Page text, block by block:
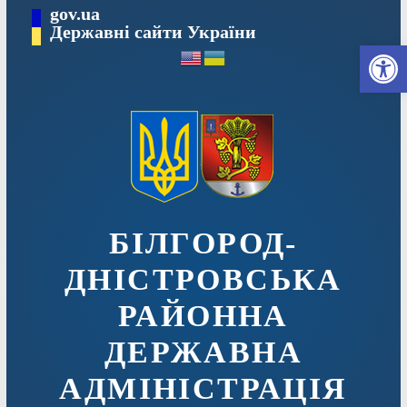
вмісту
gov.ua
Державні сайти України
БІЛГОРОД-
ДНІСТРОВСЬКА
РАЙОННА
ДЕРЖАВНА
АДМІНІСТРАЦІЯ